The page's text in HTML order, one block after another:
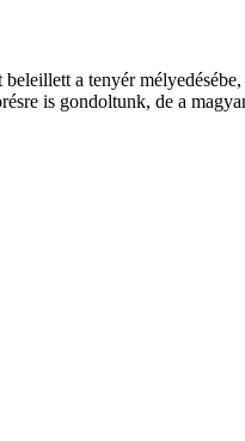
a tenyér
is gondoltunk, de a